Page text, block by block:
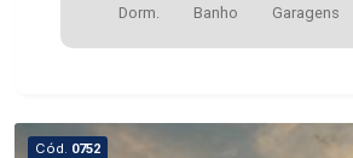
Dorm. Banho Garagens
Cód. 0752